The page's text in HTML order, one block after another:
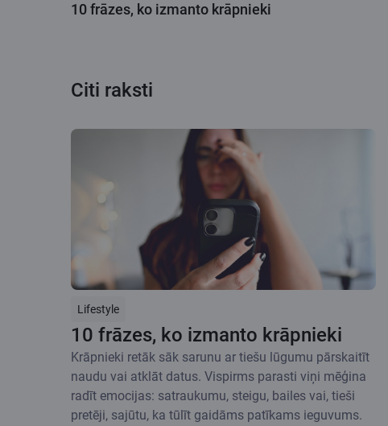
10 frāzes, ko izmanto krāpnieki
Citi raksti
Lifestyle
10 frāzes, ko izmanto krāpnieki
Krāpnieki retāk sāk sarunu ar tiešu lūgumu pārskaitīt
naudu vai atklāt datus. Vispirms parasti viņi mēģina
radīt emocijas: satraukumu, steigu, bailes vai, tieši
pretēji, sajūtu, ka tūlīt gaidāms patīkams ieguvums.